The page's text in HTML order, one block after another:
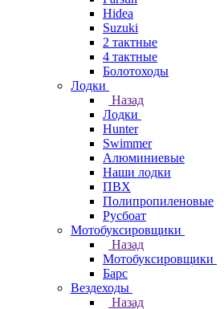
Hidea
Suzuki
2 тактные
4 тактные
Болотоходы
Лодки
Назад
Лодки
Hunter
Swimmer
Алюминиевые
Наши лодки
ПВХ
Полипропиленовые
Русбоат
Мотобуксировщики
Назад
Мотобуксировщики
Барс
Вездеходы
Назад